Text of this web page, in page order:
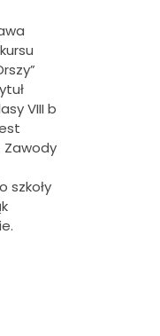
VIII b
Zawody
szkoły